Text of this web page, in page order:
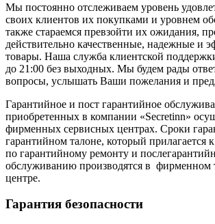
Мы постоянно отслеживаем уровень
своих клиентов их покупками и уровнем
также стараемся превзойти их ожидания,
действительно качественные, надежные и
товары. Наша служба клиентской
до 21:00 без выходных. Мы будем рады
вопросы, услышать Ваши пожелания и
Гарантийное и пост гарантийное
приобретенных в компании «Secretinn»
фирменных сервисных центрах. Сроки
гарантийном талоне, который прилагается
по гарантийному ремонту и
обслуживанию производятся в фирменном
центре.
Гарантия безопасности